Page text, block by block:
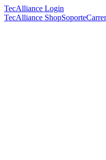
TecAlliance Login
TecAlliance ShopSoporte